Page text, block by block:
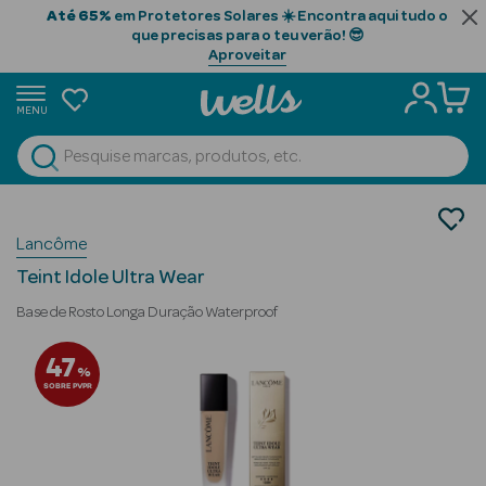
Até 65% em Protetores Solares ☀️ Encontra aqui tudo o
que precisas para o teu verão! 😎
Aproveitar
MENU
Ver Tudo
Beauty Season
Cabelo
Profissional
Beauty Season
Cosmética
Rosto Luxo
Base Luxo
Lancôme
Teint Idole Ultra Wear
Base de Rosto Longa Duração Waterproof
47%
SOBRE PVPR